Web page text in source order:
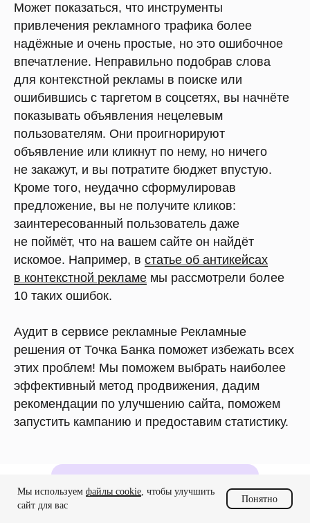
Может показаться, что инструменты
привлечения рекламного трафика более
надёжные и очень простые, но это ошибочное
впечатление. Неправильно подобрав слова
для контекстной рекламы в поиске или
ошибившись с таргетом в соцсетях, вы начнёте
показывать объявления нецелевым
пользователям. Они проигнорируют
объявление или кликнут по нему, но ничего
не закажут, и вы потратите бюджет впустую.
Кроме того, неудачно сформулировав
предложение, вы не получите кликов:
заинтересованный пользователь даже
не поймёт, что на вашем сайте он найдёт
искомое. Например, в статье об антикейсах
в контекстной рекламе мы рассмотрели более
10 таких ошибок.
Аудит в сервисе рекламные Рекламные
решения от Точка Банка поможет избежать всех
этих проблем! Мы поможем выбрать наиболее
эффективный метод продвижения, дадим
рекомендации по улучшению сайта, поможем
запустить кампанию и предоставим статистику.
Анализируем страницы
бизнеса
Мы используем файлы cookie, чтобы улучшить
сайт для вас
Понятно